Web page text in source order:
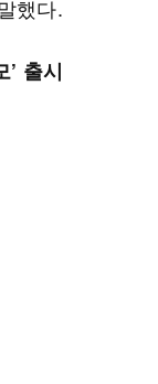
했다.
출시